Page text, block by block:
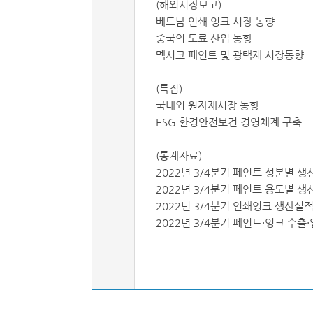
(해외시장보고)
베트남 인쇄 잉크 시장 동향
중국의 도료 산업 동향
멕시코 페인트 및 광택제 시장동향
(특집)
국내외 원자재시장 동향
ESG 환경안전보건 경영체계 구축
(통계자료)
2022년 3/4분기 페인트 성분별 생
2022년 3/4분기 페인트 용도별 생
2022년 3/4분기 인쇄잉크 생산실적
2022년 3/4분기 페인트·잉크 수출·